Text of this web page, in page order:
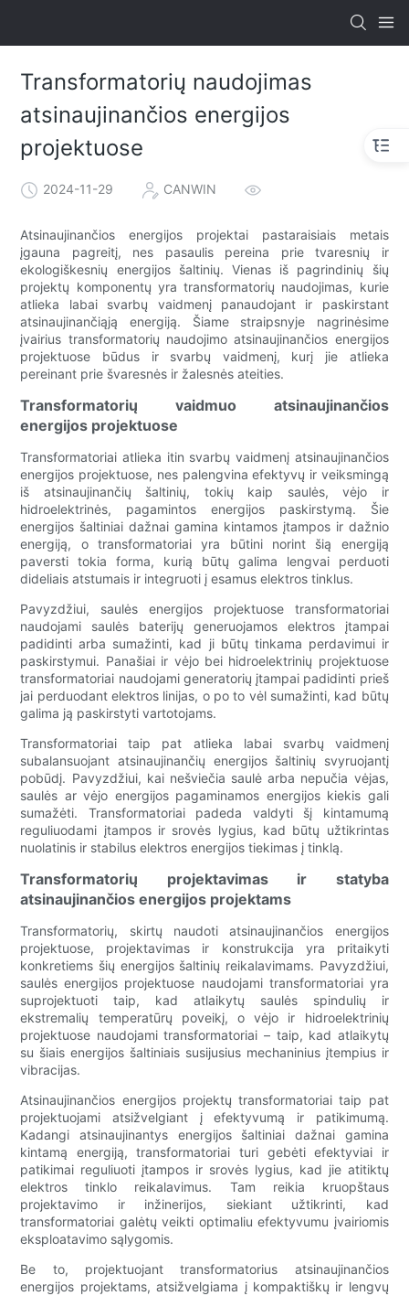
Transformatorių naudojimas
atsinaujinančios energijos
projektuose
2024-11-29 CANWIN
Atsinaujinančios energijos projektai pastaraisiais metais
įgauna pagreitį, nes pasaulis pereina prie tvaresnių ir
ekologiškesnių energijos šaltinių. Vienas iš pagrindinių šių
projektų komponentų yra transformatorių naudojimas, kurie
atlieka labai svarbų vaidmenį panaudojant ir paskirstant
atsinaujinančiąją energiją. Šiame straipsnyje nagrinėsime
įvairius transformatorių naudojimo atsinaujinančios energijos
projektuose būdus ir svarbų vaidmenį, kurį jie atlieka
pereinant prie švaresnės ir žalesnės ateities.
Transformatorių vaidmuo atsinaujinančios
energijos projektuose
Transformatoriai atlieka itin svarbų vaidmenį atsinaujinančios
energijos projektuose, nes palengvina efektyvų ir veiksmingą
iš atsinaujinančių šaltinių, tokių kaip saulės, vėjo ir
hidroelektrinės, pagamintos energijos paskirstymą. Šie
energijos šaltiniai dažnai gamina kintamos įtampos ir dažnio
energiją, o transformatoriai yra būtini norint šią energiją
paversti tokia forma, kurią būtų galima lengvai perduoti
dideliais atstumais ir integruoti į esamus elektros tinklus.
Pavyzdžiui, saulės energijos projektuose transformatoriai
naudojami saulės baterijų generuojamos elektros įtampai
padidinti arba sumažinti, kad ji būtų tinkama perdavimui ir
paskirstymui. Panašiai ir vėjo bei hidroelektrinių projektuose
transformatoriai naudojami generatorių įtampai padidinti prieš
jai perduodant elektros linijas, o po to vėl sumažinti, kad būtų
galima ją paskirstyti vartotojams.
Transformatoriai taip pat atlieka labai svarbų vaidmenį
subalansuojant atsinaujinančių energijos šaltinių svyruojantį
pobūdį. Pavyzdžiui, kai nešviečia saulė arba nepučia vėjas,
saulės ar vėjo energijos pagaminamos energijos kiekis gali
sumažėti. Transformatoriai padeda valdyti šį kintamumą
reguliuodami įtampos ir srovės lygius, kad būtų užtikrintas
nuolatinis ir stabilus elektros energijos tiekimas į tinklą.
Transformatorių projektavimas ir statyba
atsinaujinančios energijos projektams
Transformatorių, skirtų naudoti atsinaujinančios energijos
projektuose, projektavimas ir konstrukcija yra pritaikyti
konkretiems šių energijos šaltinių reikalavimams. Pavyzdžiui,
saulės energijos projektuose naudojami transformatoriai yra
suprojektuoti taip, kad atlaikytų saulės spindulių ir
ekstremalių temperatūrų poveikį, o vėjo ir hidroelektrinių
projektuose naudojami transformatoriai – taip, kad atlaikytų
su šiais energijos šaltiniais susijusius mechaninius įtempius ir
vibracijas.
Atsinaujinančios energijos projektų transformatoriai taip pat
projektuojami atsižvelgiant į efektyvumą ir patikimumą.
Kadangi atsinaujinantys energijos šaltiniai dažnai gamina
kintamą energiją, transformatoriai turi gebėti efektyviai ir
patikimai reguliuoti įtampos ir srovės lygius, kad jie atitiktų
elektros tinklo reikalavimus. Tam reikia kruopštaus
projektavimo ir inžinerijos, siekiant užtikrinti, kad
transformatoriai galėtų veikti optimaliu efektyvumu įvairiomis
eksploatavimo sąlygomis.
Be to, projektuojant transformatorius atsinaujinančios
energijos projektams, atsižvelgiama į kompaktiškų ir lengvų